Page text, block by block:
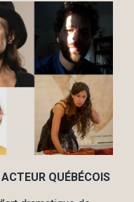
QUÉBÉCOIS